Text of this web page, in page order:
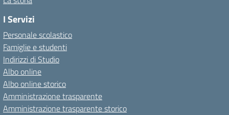
I Servizi
Personale scolastico
Famiglie e studenti
Indirizzi di Studio
Albo online
Albo online storico
Amministrazione trasparente
Amministrazione trasparente storico